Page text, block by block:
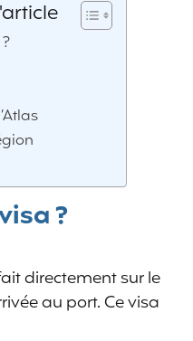
?
directement sur le
au port. Ce visa